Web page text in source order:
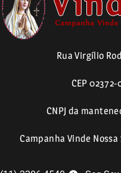
Rua Virgílio
CEP 02372-
CNPJ da
Campanha Vinde